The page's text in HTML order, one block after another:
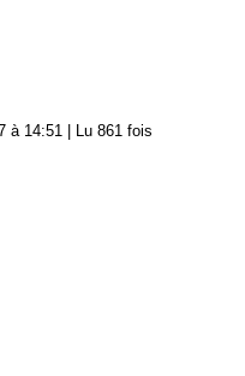
à 14:51 | Lu 861 fois